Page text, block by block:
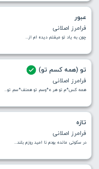
عبور
فرامرز اصلانی
چون به ياد تو ميفتم ديده ام از...
تو (همه کسم تو)
فرامرز اصلانی
همه کس*م تو هر ه*وسم تو همنف*سم تو...
تازه
فرامرز اصلانی
در سکوتی مانده بودم نا امید روزم بلند...